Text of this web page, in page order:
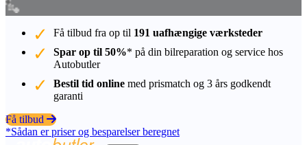
Få tilbud fra op til 191 uafhængige værksteder
Spar op til 50%* på din bilreparation og service hos
Autobutler
Bestil tid online med prismatch og 3 års godkendt
garanti
Få tilbud
*Sådan er priser og besparelser beregnet